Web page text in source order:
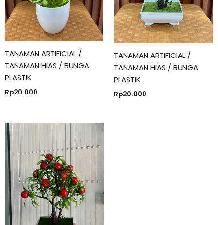
TANAMAN ARTIFICIAL /
TANAMAN HIAS / BUNGA
PLASTIK
Rp20.000
TANAMAN ARTIFICIAL /
TANAMAN HIAS / BUNGA
PLASTIK
Rp20.000